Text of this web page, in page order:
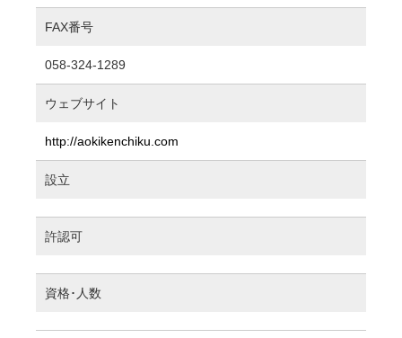
FAX番号
058-324-1289
ウェブサイト
http://aokikenchiku.com
設立
許認可
資格･人数